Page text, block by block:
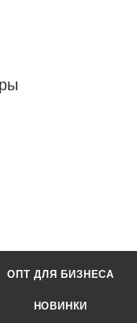
ОПТ ДЛЯ БИЗНЕСА
НОВИНКИ